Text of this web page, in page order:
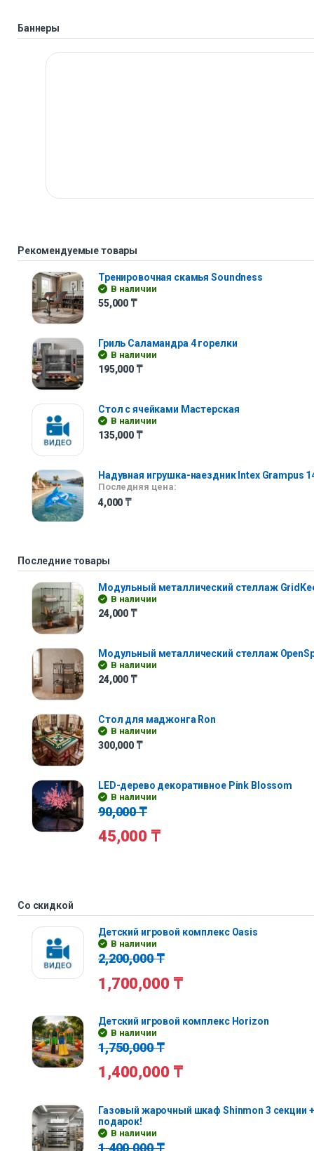
Баннеры
Рекомендуемые товары
Тренировочная скамья Soundness
В наличии
55,000 ₸
Гриль Саламандра 4 горелки
В наличии
195,000 ₸
Стол с ячейками Мастерская
В наличии
135,000 ₸
Надувная игрушка-наездник Intex Grampus
Последняя цена:
4,000 ₸
Последние товары
Модульный металлический стеллаж
В наличии
24,000 ₸
Модульный металлический стеллаж
В наличии
24,000 ₸
Стол для маджонга Ron
В наличии
300,000 ₸
LED-дерево декоративное Pink Blossom
В наличии
90,000₸
45,000 ₸
Со скидкой
Детский игровой комплекс Oasis
В наличии
2,200,000₸
1,700,000 ₸
Детский игровой комплекс Horizon
В наличии
1,750,000₸
1,400,000 ₸
Газовый жарочный шкаф Shinmon 3 секции
подарок!
В наличии
1,400,000₸